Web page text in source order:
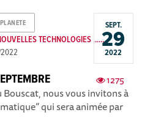
PLANETE
TECHNOLOGIES ......
SEPT.
29
2022
1275
nous vous invitons à
qui sera animée par